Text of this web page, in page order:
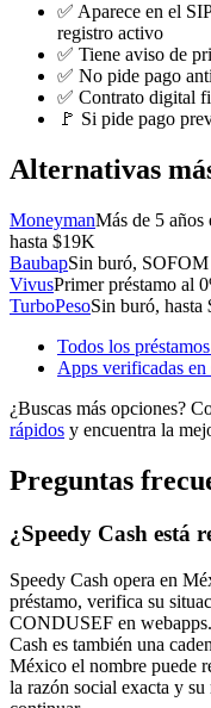
✅ Aparece en el
registro activo
✅ Tiene aviso de
✅ No pide pago
✅ Contrato digital
🚩 Si pide pago
Alternativas
MoneymanMás de 5
hasta $19K
BaubapSin buró, SOFOM
VivusPrimer préstamo al
TurboPesoSin buró,
Todos los
Apps verificadas
¿Buscas más opciones?
rápidos y encuentra la
Preguntas
¿Speedy Cash está
Speedy Cash opera en
préstamo, verifica su
CONDUSEF en
Cash es también una
México el nombre puede
la razón social exacta y